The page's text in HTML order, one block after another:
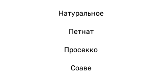
Натуральное
Петнат
Просекко
Соаве